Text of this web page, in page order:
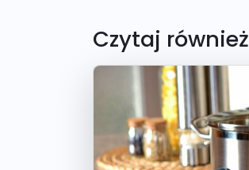
Czytaj również